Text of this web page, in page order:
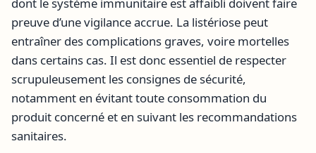
dont le système immunitaire est affaibli doivent faire
preuve d’une vigilance accrue. La listériose peut
entraîner des complications graves, voire mortelles
dans certains cas. Il est donc essentiel de respecter
scrupuleusement les consignes de sécurité,
notamment en évitant toute consommation du
produit concerné et en suivant les recommandations
sanitaires.